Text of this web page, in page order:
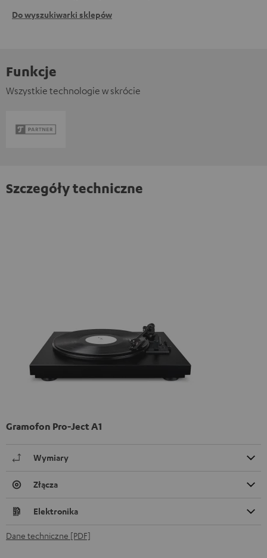
Do wyszukiwarki sklepów
Funkcje
Wszystkie technologie w skrócie
Szczegóły techniczne
Gramofon Pro-Ject A1
Wymiary
Złącza
Elektronika
Dane techniczne [PDF]